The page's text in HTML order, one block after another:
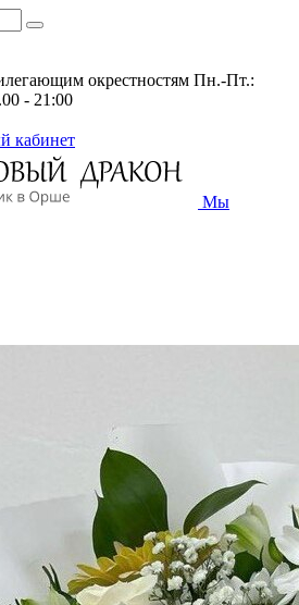
окрестностям Пн.-Пт.:
- 21:00
кабинет
Мы